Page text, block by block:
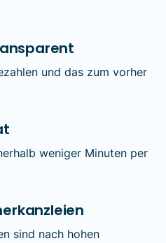
und das zum vorher
weniger Minuten per
sind nach hohen